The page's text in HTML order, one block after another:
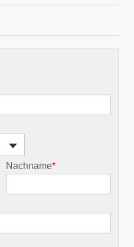
Nachname*